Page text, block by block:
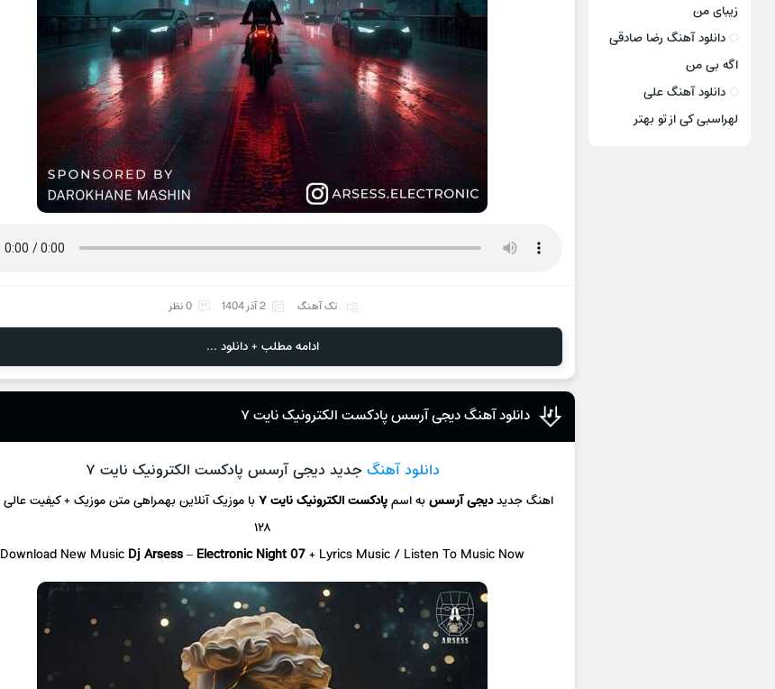
تک آهنگ 2 آذر 1404 0 نظر
ادامه مطلب + دانلود ...
دانلود آهنگ دیجی آرسس پادکست الکترونیک نایت ۷
دانلود آهنگ جدید دیجی آرسس پادکست الکترونیک نایت ۷
اهنگ جدیددیجی آرسسبه اسمپادکست الکترونیک نایت ۷ با موزیک آنلاین
۱۲۸
Download New Music Dj Arsess– Electronic Night 07+ Lyrics Music / Listen To Music Now
زیبای من
دانلود آهنگ رضا صادقی
اگه بی من
دانلود آهنگ علی
لهراسبی کی از تو ‌بهتر